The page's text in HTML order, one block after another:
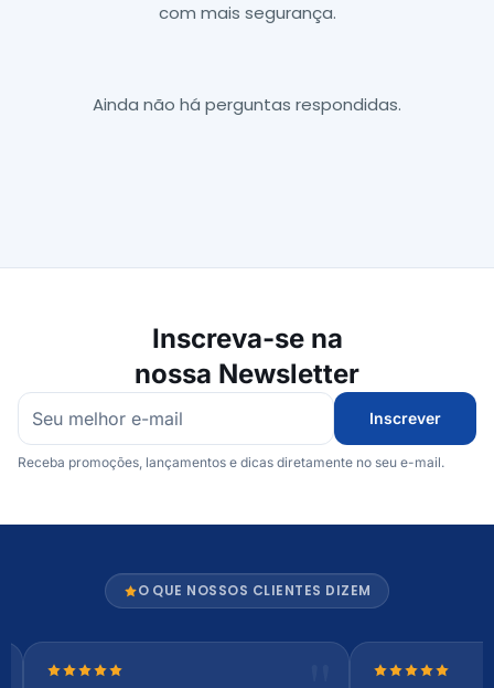
com mais segurança.
Ainda não há perguntas respondidas.
Inscreva-se na
nossa Newsletter
Inscrever
Receba promoções, lançamentos e dicas diretamente no seu e-mail.
O QUE NOSSOS CLIENTES DIZEM
Nota 5 de 5 estrelas Nota 5 de 5